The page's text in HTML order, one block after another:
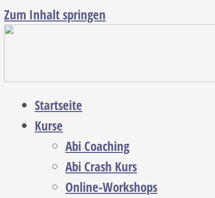
Zum Inhalt springen
Startseite
Kurse
Abi Coaching
Abi Crash Kurs
Online-Workshops